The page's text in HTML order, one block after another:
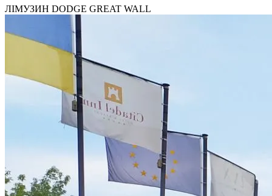
ЛІМУЗИН DODGE GREAT WALL